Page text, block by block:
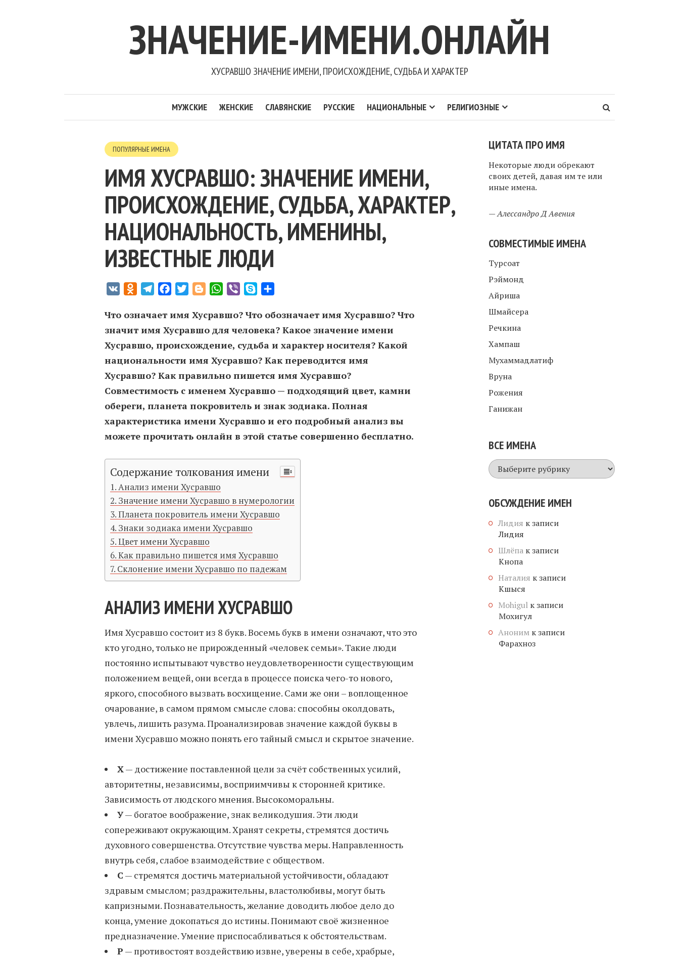
ЗНАЧЕНИЕ-ИМЕНИ.ОНЛАЙН
ХУСРАВШО ЗНАЧЕНИЕ ИМЕНИ, ПРОИСХОЖДЕНИЕ, СУДЬБА И ХАРАКТЕР
МУЖСКИЕ ЖЕНСКИЕ СЛАВЯНСКИЕ РУССКИЕ НАЦИОНАЛЬНЫЕ РЕЛИГИОЗНЫЕ
ПОПУЛЯРНЫЕ ИМЕНА
ИМЯ ХУСРАВШО: ЗНАЧЕНИЕ ИМЕНИ,
ПРОИСХОЖДЕНИЕ, СУДЬБА, ХАРАКТЕР,
НАЦИОНАЛЬНОСТЬ, ИМЕНИНЫ,
ИЗВЕСТНЫЕ ЛЮДИ
VK Odnoklassniki
TelegramFacebookTwitterBloggerWhatsApp
Viber Skype
Что означает имя Хусравшо? Что обозначает имя Хусравшо? Что
значит имя Хусравшо для человека? Какое значение имени
Хусравшо, происхождение, судьба и характер носителя? Какой
национальности имя Хусравшо? Как переводится имя
Хусравшо? Как правильно пишется имя Хусравшо?
Совместимость c именем Хусравшо — подходящий цвет, камни
обереги, планета покровитель и знак зодиака. Полная
характеристика имени Хусравшо и его подробный анализ вы
можете прочитать онлайн в этой статье совершенно бесплатно.
Содержание толкования имени
Анализ имени Хусравшо
Значение имени Хусравшо в нумерологии
Планета покровитель имени Хусравшо
Знаки зодиака имени Хусравшо
Цвет имени Хусравшо
Как правильно пишется имя Хусравшо
Склонение имени Хусравшо по падежам
АНАЛИЗ ИМЕНИ ХУСРАВШО
Имя Хусравшо состоит из 8 букв. Восемь букв в имени означают, что это
кто угодно, только не прирожденный «человек семьи». Такие люди
постоянно испытывают чувство неудовлетворенности существующим
положением вещей, они всегда в процессе поиска чего-то нового,
яркого, способного вызвать восхищение. Сами же они – воплощенное
очарование, в самом прямом смысле слова: способны околдовать,
увлечь, лишить разума. Проанализировав значение каждой буквы в
имени Хусравшо можно понять его тайный смысл и скрытое значение.
Х— достижение поставленной цели за счёт собственных усилий,
авторитетны, независимы, восприимчивы к сторонней критике.
Зависимость от людского мнения. Высокоморальны.
У— богатое воображение, знак великодушия. Эти люди
сопереживают окружающим. Хранят секреты, стремятся достичь
духовного совершенства. Отсутствие чувства меры. Направленность
внутрь себя, слабое взаимодействие с обществом.
С — стремятся достичь материальной устойчивости, обладают
здравым смыслом; раздражительны, властолюбивы, могут быть
капризными. Познавательность, желание доводить любое дело до
конца, умение докопаться до истины. Понимают своё жизненное
предназначение. Умение приспосабливаться к обстоятельствам.
Р — противостоят воздействию извне, уверены в себе, храбрые,
ЦИТАТА ПРО ИМЯ
Некоторые люди обрекают
своих детей, давая им те или
иные имена.
—Алессандро Д Авения
СОВМЕСТИМЫЕ ИМЕНА
Турсоат
Рэймонд
Айриша
Шмайсера
Речкина
Хампаш
Мухаммадлатиф
Вруна
Рожения
Ганижан
ВСЕ ИМЕНА
Все
имена
ОБСУЖДЕНИЕ ИМЕН
Лидия к записи
Лидия
Шлёпа к записи
Кнопа
Наталия к записи
Кшыся
Mohigul к записи
Мохигул
Аноним к записи
Фарахноз